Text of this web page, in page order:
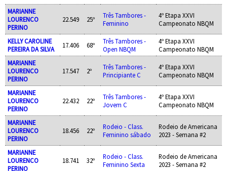
MARIANNE
LOURENCO
PERINO
22.549 25º
Três Tambores -
Feminino
4º Etapa XXVI
Campeonato NBQM
KELLY CAROLINE
PEREIRA DA SILVA
17.406 68º
Três Tambores -
Open NBQM
4º Etapa XXVI
Campeonato NBQM
MARIANNE
LOURENCO
PERINO
17.547 2º
Três Tambores -
Principiante C
4º Etapa XXVI
Campeonato NBQM
MARIANNE
LOURENCO
PERINO
22.432 22º
Três Tambores -
Jovem C
4º Etapa XXVI
Campeonato NBQM
MARIANNE
LOURENCO
PERINO
18.456 22º
Rodeio - Class.
Feminino sábado
Rodeio de Americana
2023 - Semana #2
MARIANNE
LOURENCO
PERINO
18.741 32º
Rodeio - Class.
Feminino Sexta
Rodeio de Americana
2023 - Semana #2